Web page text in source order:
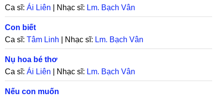
Ca sĩ: Ái Liên | Nhạc sĩ: Lm. Bạch Vân
Con biết
Ca sĩ: Tâm Linh | Nhạc sĩ: Lm. Bạch Vân
Nụ hoa bé thơ
Ca sĩ: Ái Liên | Nhạc sĩ: Lm. Bạch Vân
Nếu con muốn